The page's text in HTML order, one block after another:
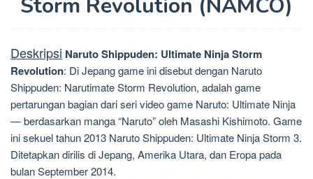
Storm Revolution (NAMCO)
Deskripsi Naruto Shippuden: Ultimate Ninja Storm
Revolution: Di Jepang game ini disebut dengan Naruto
Shippuden: Narutimate Storm Revolution, adalah game
pertarungan bagian dari seri video game Naruto: Ultimate Ninja
— berdasarkan manga “Naruto” oleh Masashi Kishimoto. Game
ini sekuel tahun 2013 Naruto Shippuden: Ultimate Ninja Storm 3.
Ditetapkan dirilis di Jepang, Amerika Utara, dan Eropa pada
bulan September 2014.